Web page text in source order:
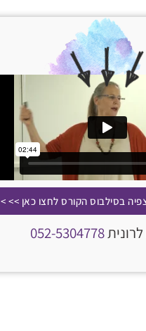
בסילבוס הקורס לחצו כאן >> >
לרונית052-5304778